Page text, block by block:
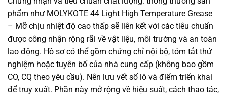
phẩm như MOLYKOTE 44 Light High Temperature Grease
– Mỡ chịu nhiệt độ cao thấp sẽ liên kết với các tiêu chuẩn
được công nhận rộng rãi về vật liệu, môi trường và an toàn
lao động. Hồ sơ có thể gồm chứng chỉ nội bộ, tóm tắt thử
nghiệm hoặc tuyên bố của nhà cung cấp (không bao gồm
CO, CQ theo yêu cầu). Nên lưu vết số lô và điểm triển khai
để truy xuất. Phần này mở rộng về hiệu suất, cách thao tác,